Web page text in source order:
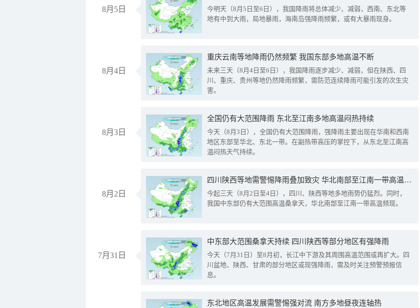
8月5日
今明天（8月5日至6日），我国降雨将总体减少、减弱，西南、东北等
地有中到大雨，局地暴雨，海南岛强降雨频繁，或有大暴雨现身。
8月4日
重庆云南等地降雨仍然频繁 我国东部多地高温不断
未来三天（8月4日至6日），我国降雨逐步减少、减弱，但在陕西、四
川、重庆、贵州等地仍然降雨频繁，需防范连续降雨可能引发的次生灾
害。
8月3日
全国仍有大范围降雨 东北至江南多地高温闷热持续
今天（8月3日），全国仍有大范围降雨，强降雨主要出现在华南和西南
地区东部至华北、东北一带。在副热带高压的掌控下，从东北至江南高
温闷热天气持续。
8月2日
四川陕西等地需警惕降雨叠加致灾 华北南部至江南一带高温频现
今起三天（8月2日至4日），四川、陕西等地多地雨势仍猛烈。同时，
我国中东部仍有大范围高温桑拿天，华北南部至江南一带高温频现。
7月31日
中东部大范围桑拿天持续 四川陕西等部分地区有强降雨
今天（7月31日）至8月初，长江中下游及其周围高温范围或再扩大。四
川盆地、陕西、甘肃的部分地区或现强降雨，需及时关注预警预报信
息。
东北地区高温发展需警惕强对流 南方多地昼夜连轴热